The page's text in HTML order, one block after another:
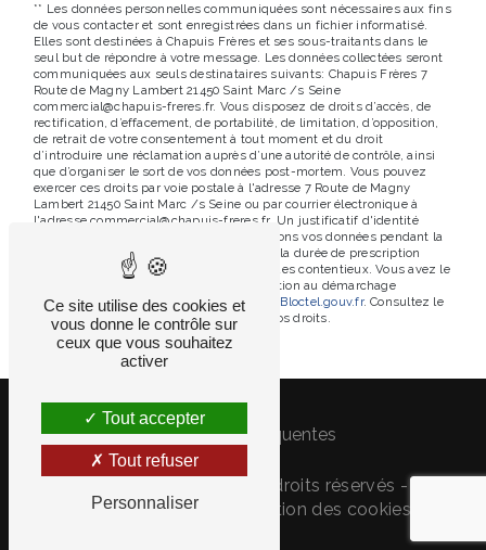
** Les données personnelles communiquées sont nécessaires aux fins
de vous contacter et sont enregistrées dans un fichier informatisé.
Elles sont destinées à Chapuis Frères et ses sous-traitants dans le
seul but de répondre à votre message. Les données collectées seront
communiquées aux seuls destinataires suivants: Chapuis Frères 7
Route de Magny Lambert 21450 Saint Marc /s Seine
commercial@chapuis-freres.fr. Vous disposez de droits d’accès, de
rectification, d’effacement, de portabilité, de limitation, d’opposition,
de retrait de votre consentement à tout moment et du droit
d’introduire une réclamation auprès d’une autorité de contrôle, ainsi
que d’organiser le sort de vos données post-mortem. Vous pouvez
exercer ces droits par voie postale à l'adresse 7 Route de Magny
Lambert 21450 Saint Marc /s Seine ou par courrier électronique à
l'adresse commercial@chapuis-freres.fr. Un justificatif d'identité
pourra vous être demandé. Nous conservons vos données pendant la
période de prise de contact puis pendant la durée de prescription
légale aux fins probatoires et de gestion des contentieux. Vous avez le
droit de vous inscrire sur la liste d'opposition au démarchage
téléphonique, disponible à cette adresse:
Bloctel.gouv.fr. Consultez le
site cnil.fr pour plus d’informations sur vos droits.
Recherches fréquentes
- 2026 - Tous droits réservés -
Mentions légales
Gestion des cookies
Ce site utilise des cookies et
vous donne le contrôle sur
ceux que vous souhaitez
activer
Tout accepter
Tout refuser
Personnaliser